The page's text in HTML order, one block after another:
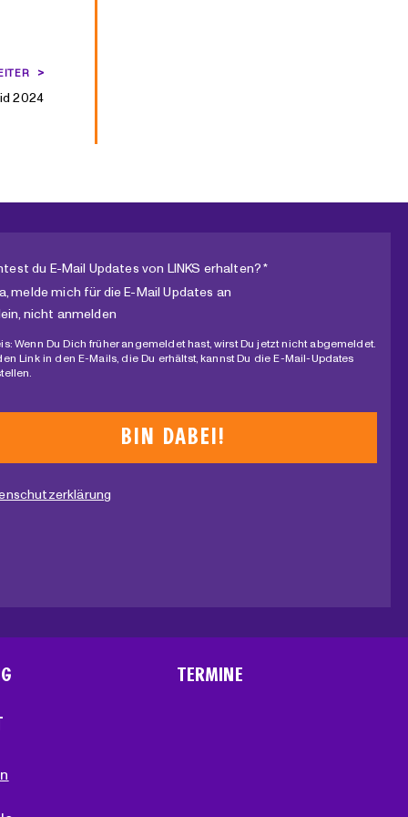
2024
du E-Mail Updates von LINKS erhalten? *
melde mich für die E-Mail Updates an
nicht anmelden
Wenn Du Dich früher angemeldet hast, wirst Du jetzt nicht abgemeldet.
Link in den E-Mails, die Du erhältst, kannst Du die E-Mail-Updates
TERMINE